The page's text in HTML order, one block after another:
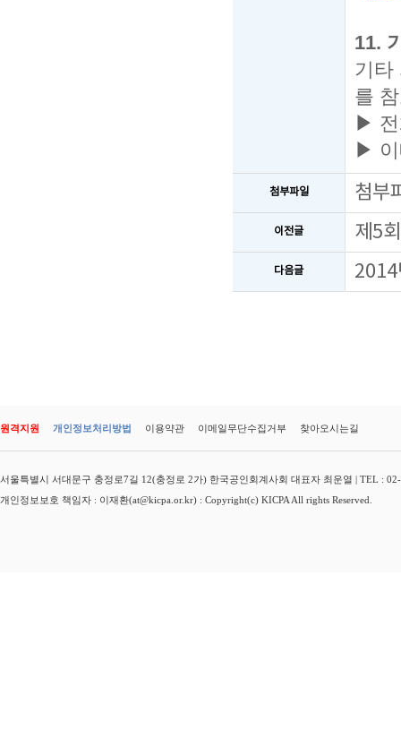
11.
기타
를
▶
▶
첨부파일 첨부
이전글 제5
다음글 2014
원격지원 개인정보처리방법 이용약관 이메일무단수집거부 찾아오시는길
서울특별시 서대문구 충정로7길 12(충정로 2가) 한국공인회계사회 대표자 최운열 | TEL :
개인정보보호 책임자 : 이재환(at@kicpa.or.kr) : Copyright(c) KICPA All rights Reserved.